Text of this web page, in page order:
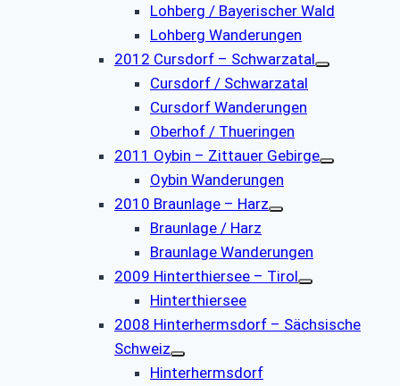
Lohberg / Bayerischer Wald
Lohberg Wanderungen
2012 Cursdorf – Schwarzatal
Cursdorf / Schwarzatal
Cursdorf Wanderungen
Oberhof / Thueringen
2011 Oybin – Zittauer Gebirge
Oybin Wanderungen
2010 Braunlage – Harz
Braunlage / Harz
Braunlage Wanderungen
2009 Hinterthiersee – Tirol
Hinterthiersee
2008 Hinterhermsdorf – Sächsische
Schweiz
Hinterhermsdorf